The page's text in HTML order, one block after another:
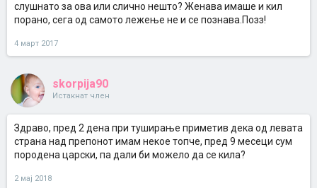
слушнато за ова или слично нешто? Женава имаше и кил
порано, сега од самото лежење не и се познава.Позз!
4 март 2017
skorpija90
Истакнат член
Здраво, пред 2 дена при туширање приметив дека од левата
страна над препонот имам некое топче, пред 9 месеци сум
породена царски, па дали би можело да се кила?
2 мај 2018